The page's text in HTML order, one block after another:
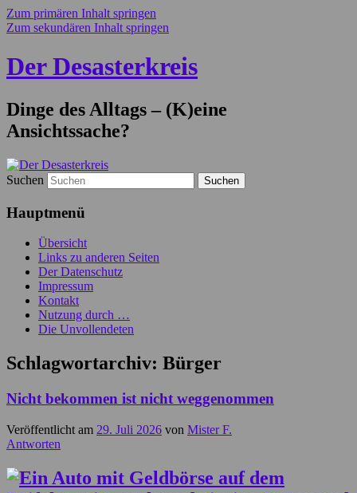
Zum primären Inhalt springen
Zum sekundären Inhalt springen
Der Desasterkreis
Dinge des Alltags – (K)eine
Ansichtssache?
Suchen
Hauptmenü
Übersicht
Links zu anderen Seiten
Der Datenschutz
Impressum
Kontakt
Nutzung durch …
Die Unvollendeten
Schlagwortarchiv: Bürger
Nicht bekommen ist nicht weggenommen
Veröffentlicht am 29. Juli 2026 von Mister F.
Antworten